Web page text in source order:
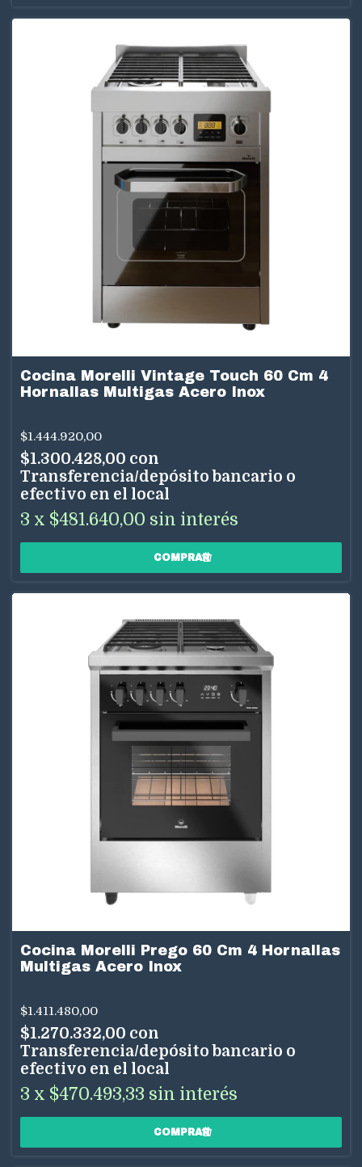
Cocina Morelli Vintage Touch 60 Cm 4
Hornallas Multigas Acero Inox
$1.444.920,00
$1.300.428,00 con
Transferencia/depósito bancario o
efectivo en el local
3 x $481.640,00 sin interés
Cocina Morelli Prego 60 Cm 4 Hornallas
Multigas Acero Inox
$1.411.480,00
$1.270.332,00 con
Transferencia/depósito bancario o
efectivo en el local
3 x $470.493,33 sin interés